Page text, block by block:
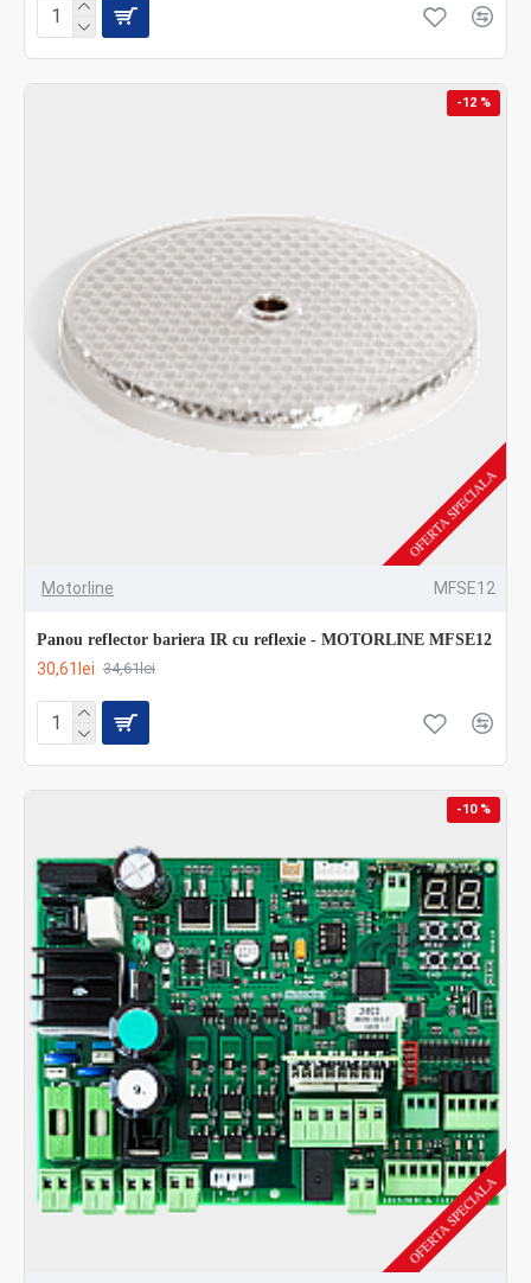
OFERTA SPECIALA
-12 %
Motorline MFSE12
Panou reflector bariera IR cu reflexie - MOTORLINE MFSE12
30,61lei 34,61lei
OFERTA SPECIALA
-10 %